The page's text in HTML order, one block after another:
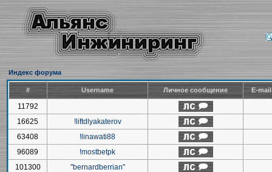
Индекс форума
# Username Личное сообщение E-
11792
16625
!liftdlyakaterov
63408
!linawati88
96089
!mostbetpk
101300
"bernardberrian"